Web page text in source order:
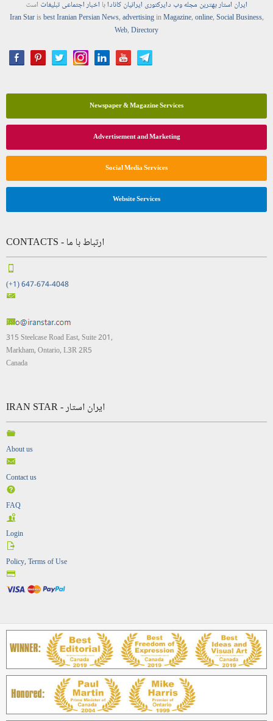
ایران استاربهترین مجلهوب دایرکتوری ایرانیان کانادابا اخباراجتماعیتبلیغات است
Iran Starisbest Iranian PersianNews,advertisinginMagazine,online,Social Business,
Web,Directory
Newspaper & Magazine Services
Advertisement and Marketing
Social Media Services
Website Services
CONTACTS - ارتباط با ما
(+1) 647-674-4048
315 Steelcase Road East, Suite 201,
Markham, Ontario, L3R 2R5
Canada
IRAN STAR - ایران استار
About us
Contact us
FAQ
Login
Policy, Terms of Use